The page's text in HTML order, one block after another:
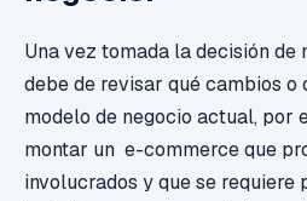
Una vez tomada la decisión de
debe de revisar qué cambios
modelo de negocio actual, por
montar un e-commerce que
involucrados y que se requiere